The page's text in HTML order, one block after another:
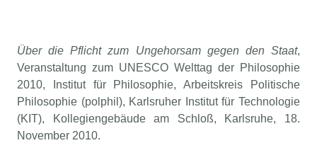
Über die Pflicht zum Ungehorsam gegen den Staat,
Veranstaltung zum UNESCO Welttag der Philosophie
2010, Institut für Philosophie, Arbeitskreis Politische
Philosophie (polphil), Karlsruher Institut für Technologie
(KIT), Kollegiengebäude am Schloß, Karlsruhe, 18.
November 2010.